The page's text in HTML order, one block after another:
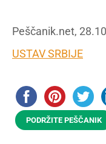
Peščanik.net,
USTAV SRBIJE
PODRŽITE PEŠČANIK